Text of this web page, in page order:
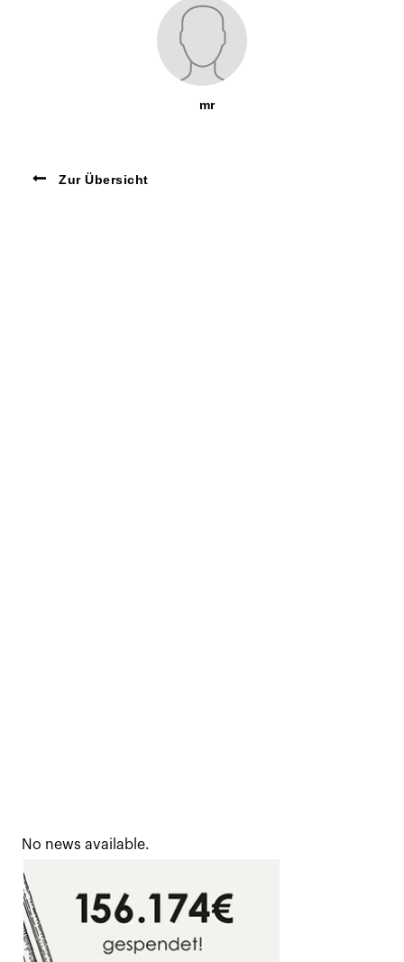
mr
Zur Übersicht
No news available.